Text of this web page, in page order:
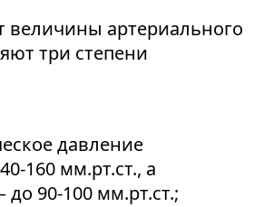
величины артериального
три степени
давление
160 мм.рт.ст., а
до 90-100 мм.рт.ст.;